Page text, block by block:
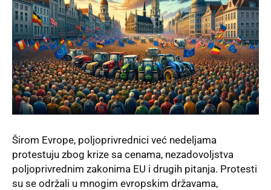
Širom Evrope, poljoprivrednici već nedeljama
protestuju zbog krize sa cenama, nezadovoljstva
poljoprivrednim zakonima EU i drugih pitanja. Protesti
su se održali u mnogim evropskim državama,